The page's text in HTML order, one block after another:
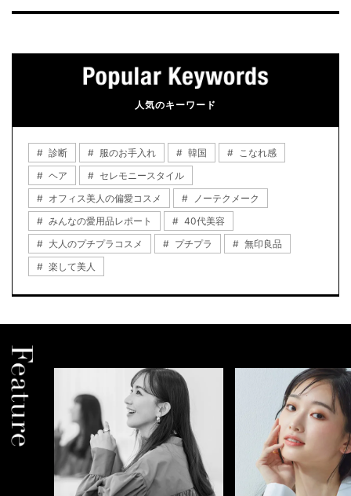
人気のキーワード
診断 服のお手入れ 韓国
こなれ感
ヘア
セレモニースタイル
オフィス美人の偏愛コスメ
ノーテクメーク
みんなの愛用品レポート
40代美容
大人のプチプラコスメ
プチプラ
無印良品
楽して美人